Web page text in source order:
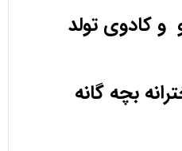
و کادوی تولد
بچه گانه